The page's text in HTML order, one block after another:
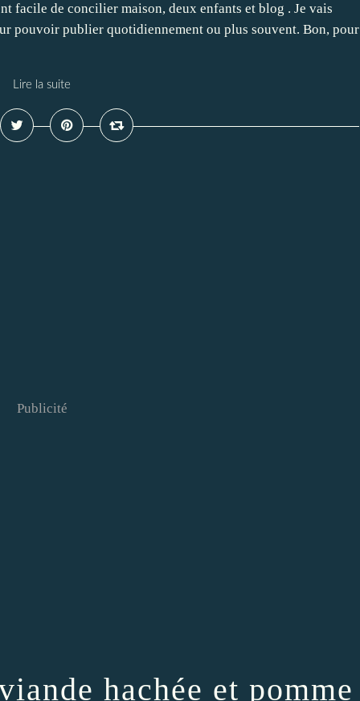
facile de concilier maison, deux enfants et blog . Je vais
pouvoir publier quotidiennement ou plus souvent. Bon, pour
Lire la suite
Publicité
hachée et pomme